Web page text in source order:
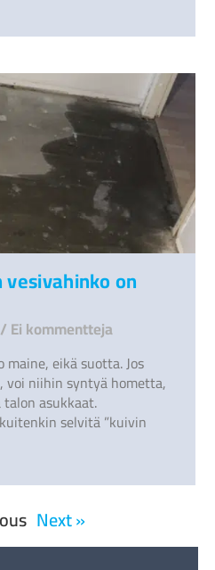
on
Ei kommentteja
eikä suotta. Jos
voi niihin syntyä hometta,
asukkaat.
selvitä ”kuivin
Next »